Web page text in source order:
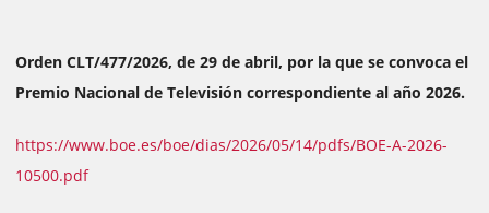
Orden CLT/477/2026, de 29 de abril, por la que se convoca el
Premio Nacional de Televisión correspondiente al año 2026.
https://www.boe.es/boe/dias/2026/05/14/pdfs/BOE-A-2026-
10500.pdf